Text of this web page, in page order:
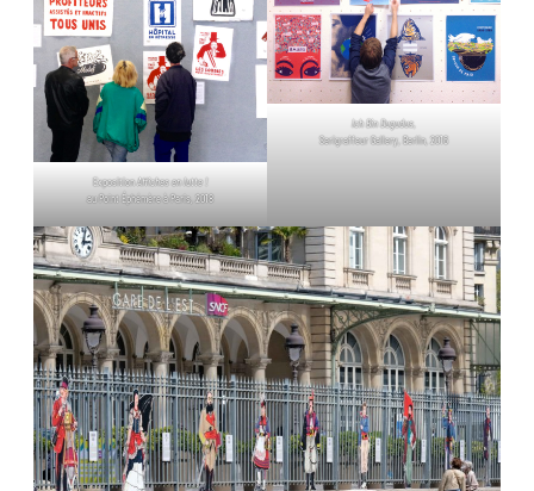
ExpositionAffiches en lutte !
au Point Éphémère à Paris, 2018
Ich Bin Dugudus,
Serigraffeur Gallery, Berlin, 2016